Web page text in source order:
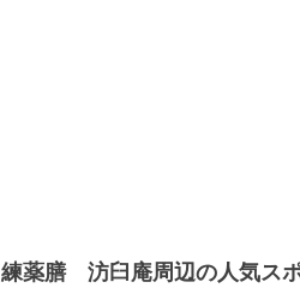
練薬膳 汸臼庵周辺の人気ス